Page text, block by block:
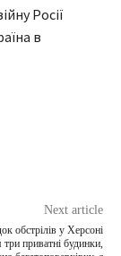
Росії
в
Next article
обстрілів у Херсоні
три приватні будинки,